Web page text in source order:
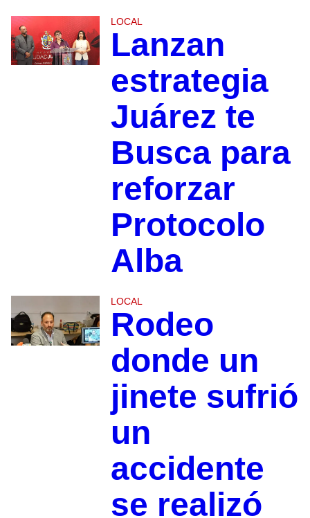
LOCAL
Lanzan
estrategia
Juárez te
Busca para
reforzar
Protocolo
Alba
LOCAL
Rodeo
donde un
jinete sufrió
un
accidente
se realizó